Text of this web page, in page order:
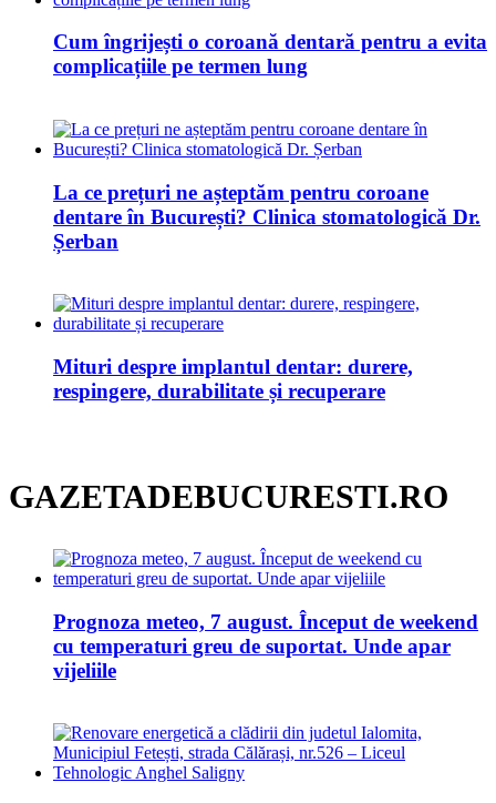
Cum îngrijești o coroană dentară pentru a evita
complicațiile pe termen lung
La ce prețuri ne așteptăm pentru coroane
dentare în București? Clinica stomatologică Dr.
Șerban
Mituri despre implantul dentar: durere,
respingere, durabilitate și recuperare
GAZETADEBUCURESTI.RO
Prognoza meteo, 7 august. Început de weekend
cu temperaturi greu de suportat. Unde apar
vijeliile